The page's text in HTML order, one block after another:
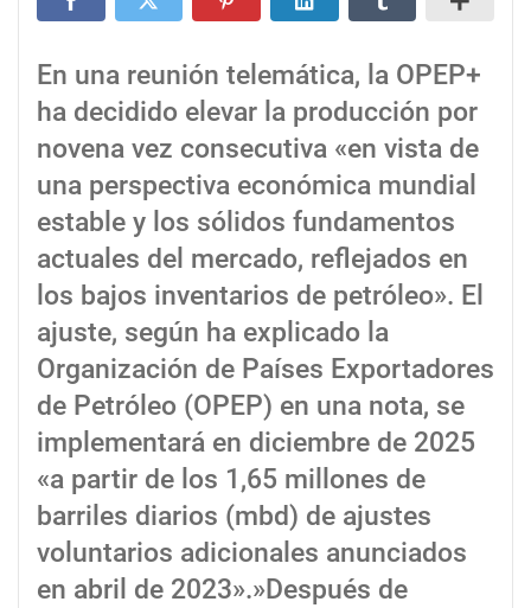
En una reunión telemática, la OPEP+
ha decidido elevar la producción por
novena vez consecutiva «en vista de
una perspectiva económica mundial
estable y los sólidos fundamentos
actuales del mercado, reflejados en
los bajos inventarios de petróleo». El
ajuste, según ha explicado la
Organización de Países Exportadores
de Petróleo (OPEP) en una nota, se
implementará en diciembre de 2025
«a partir de los 1,65 millones de
barriles diarios (mbd) de ajustes
voluntarios adicionales anunciados
en abril de 2023».»Después de